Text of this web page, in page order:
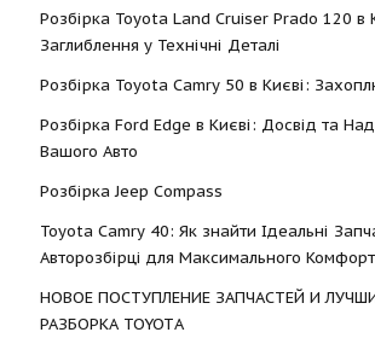
Розбірка Toyota Land Cruiser Prado 120 в
Заглиблення у Технічні Деталі
Розбірка Toyota Camry 50 в Києві:
Розбірка Ford Edge в Києві: Досвід та
Вашого Авто
Розбірка Jeep Compass
Toyota Camry 40: Як знайти Ідеальні
Авторозбірці для Максимального
НОВОЕ ПОСТУПЛЕНИЕ ЗАПЧАСТЕЙ И
РАЗБОРКА TOYOTА